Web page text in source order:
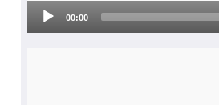
Audio
00:00